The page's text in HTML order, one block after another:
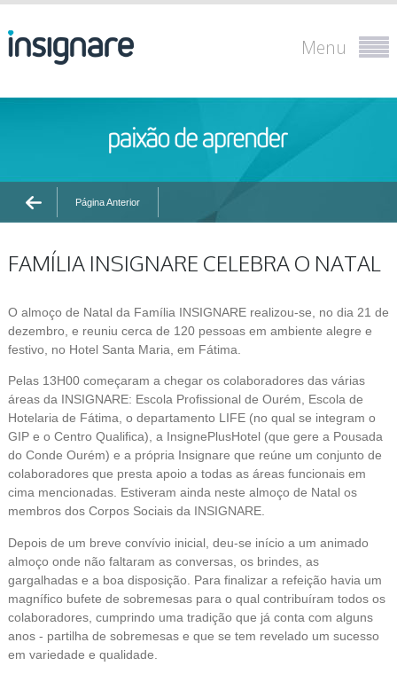
Menu
Página Anterior
FAMÍLIA INSIGNARE CELEBRA O NATAL
O almoço de Natal da Família INSIGNARE realizou-se, no dia 21 de
dezembro, e reuniu cerca de 120 pessoas em ambiente alegre e
festivo, no Hotel Santa Maria, em Fátima.
Pelas 13H00 começaram a chegar os colaboradores das várias
áreas da INSIGNARE: Escola Profissional de Ourém, Escola de
Hotelaria de Fátima, o departamento LIFE (no qual se integram o
GIP e o Centro Qualifica), a InsignePlusHotel (que gere a Pousada
do Conde Ourém) e a própria Insignare que reúne um conjunto de
colaboradores que presta apoio a todas as áreas funcionais em
cima mencionadas. Estiveram ainda neste almoço de Natal os
membros dos Corpos Sociais da INSIGNARE.
Depois de um breve convívio inicial, deu-se início a um animado
almoço onde não faltaram as conversas, os brindes, as
gargalhadas e a boa disposição. Para finalizar a refeição havia um
magnífico bufete de sobremesas para o qual contribuíram todos os
colaboradores, cumprindo uma tradição que já conta com alguns
anos - partilha de sobremesas e que se tem revelado um sucesso
em variedade e qualidade.